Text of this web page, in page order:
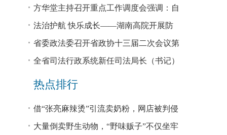
部赴企参观学习调研
力
方华堂主持召开重点工作调度会强调：自
我加压 砥砺奋进 推动工作更有成效 更加
出彩
法治护航 快乐成长——湖南高院开展防
欺凌、防性侵公益普法宣讲
省委政法委召开省政协十三届二次会议第
0327号提案办理座谈会
全省司法行政系统新任司法局长（书记）
培训班开班 方华堂作专题辅导
热点排行
借“张亮麻辣烫”引流卖奶粉，网店被判侵
权！
大量倒卖野生动物，“野味贩子”不仅坐牢